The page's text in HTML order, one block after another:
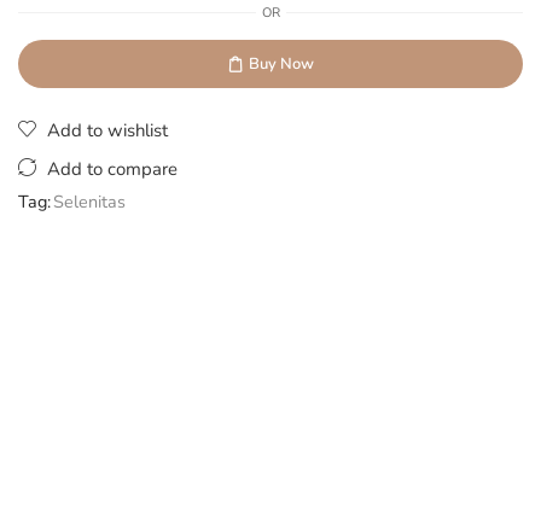
OR
Buy Now
Add to wishlist
Add to compare
Tag:Selenitas